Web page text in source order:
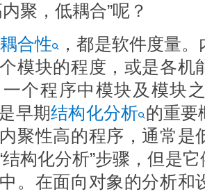
聚，低耦合”呢？
耦合性
，都是软件度量
模块的程度，或是各机
个程序中模块及模块
早期结构化分析 的重要
聚性⾼的程序，通常是
构化分析”步骤，但是
。在⾯向对象的分析和